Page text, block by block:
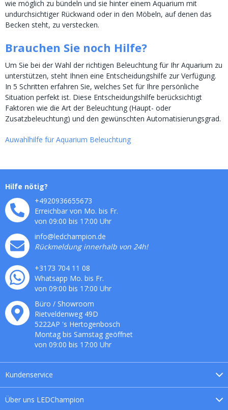
wie möglich zu bündeln und sie hinter einem Aquarium mit
undurchsichtiger Rückwand oder in den Möbeln, auf denen das
Becken steht, zu verstecken.
Brauchen Sie noch Hilfe?
Um Sie bei der Wahl der richtigen Beleuchtung für Ihr Aquarium zu
unterstützen, steht Ihnen eine Entscheidungshilfe zur Verfügung.
In 5 Schritten erfahren Sie, welches Set für Ihre persönliche
Situation perfekt ist. Diese Entscheidungshilfe berücksichtigt
Faktoren wie die Art der Beleuchtung (Haupt- oder
Zusatzbeleuchtung) und den gewünschten Automatisierungsgrad.
Auwahlhilfe für Aquarium Beleuchtung
Über uns LEDChampion
Kundenservice
Hilfe nötig?
+4920936655673
Erreichbar von Mo. bis Fr.
von 09:00 bis 17:00 Uhr
info@ledchampion.de
Rückmeldung innerhalb von 24h!
+3173 704 11 08
Whatsapp Mo. bis Fr.
von 09:00 bis 17:00 Uhr
Büro / Showroom
Rietveldenweg 49D
5222AP 's Hertogenbosch
Montag bis Samstag geöffnet
von 09:00 bis 17:00 Uhr